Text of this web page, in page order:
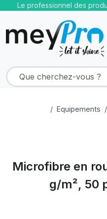
Le professionnel des
Equipements
Microfibre en
g/m², 50